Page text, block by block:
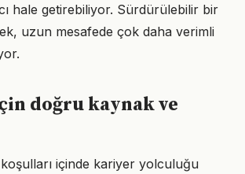
hale getirebiliyor. Sürdürülebilir bir
uzun mesafede çok daha verimli
doğru kaynak ve
içinde kariyer yolculuğu